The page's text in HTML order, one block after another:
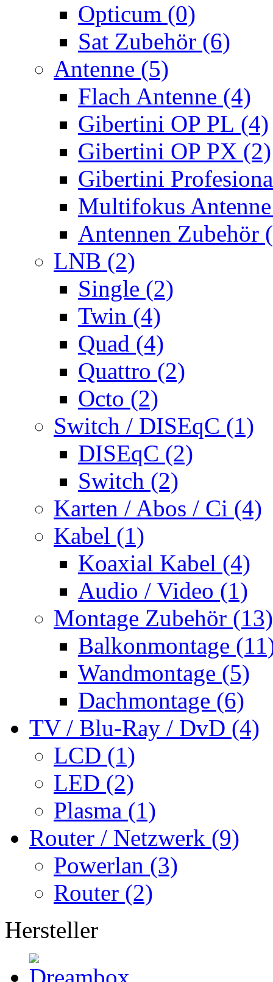
Opticum (0)
Sat Zubehör (6)
Antenne (5)
Flach Antenne (4)
Gibertini OP PL (4)
Gibertini OP PX (2)
Gibertini
Multifokus
Antennen Zubehör
LNB (2)
Single (2)
Twin (4)
Quad (4)
Quattro (2)
Octo (2)
Switch / DISEqC (1)
DISEqC (2)
Switch (2)
Karten / Abos / Ci (4)
Kabel (1)
Koaxial Kabel (4)
Audio / Video (1)
Montage Zubehör (13)
Balkonmontage
Wandmontage (5)
Dachmontage (6)
TV / Blu-Ray / DvD (4)
LCD (1)
LED (2)
Plasma (1)
Router / Netzwerk (9)
Powerlan (3)
Router (2)
Hersteller